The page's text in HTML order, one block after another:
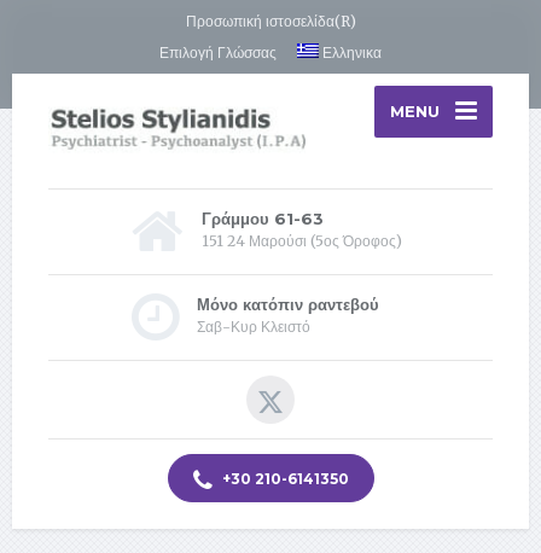
Προσωπική ιστοσελίδα(R)
Επιλογή Γλώσσας
Ελληνικα
MENU
Γράμμου 61-63
151 24 Μαρούσι (5ος Όροφος)
Μόνο κατόπιν ραντεβού
Σαβ-Κυρ Κλειστό
+30 210-6141350